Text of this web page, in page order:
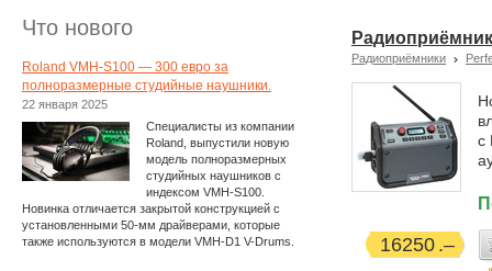
Радиоприёмники
с
16250
Что нового
Roland VMH-S100 — 300 евро за
полноразмерные студийные наушники.
22 января 2025
Специалисты из компании
Roland, выпустили новую
модель полноразмерных
студийных наушников с
индексом VMH-S100.
Новинка отличается закрытой конструкцией с
установленными 50-мм драйверами, которые
также используются в модели VMH-D1 V-Drums.